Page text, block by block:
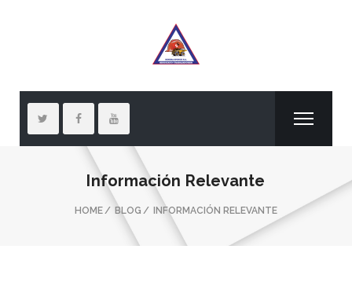
Información Relevante
HOME BLOG INFORMACIÓN RELEVANTE